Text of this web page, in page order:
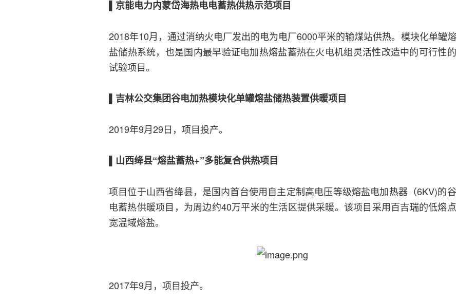
▌京能电力内蒙岱海热电电蓄热供热示范项目
2018年10月，通过消纳火电厂发出的电为电厂6000平米的输煤站供热。模块化单罐熔
盐储热系统，也是国内最早验证电加热熔盐蓄热在火电机组灵活性改造中的可行性的
试验项目。
▌吉林公交集团谷电加热模块化单罐熔盐储热装置供暖项目
2019年9月29日，项目投产。
▌山西绛县“熔盐蓄热+”多能复合供热项目
项目位于山西省绛县，是国内首台使用自主定制高电压等级熔盐电加热器（6KV)的谷
电蓄热供暖项目，为周边约40万平米的生活区提供采暖。该项目采用百吉瑞的低熔点
宽温域熔盐。
2017年9月，项目投产。